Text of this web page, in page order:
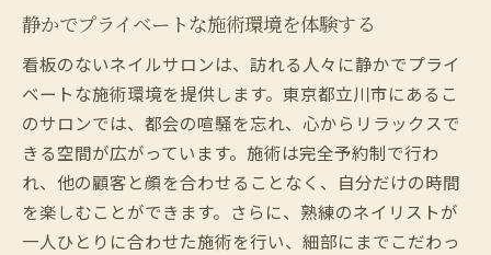
静かでプライベートな施術環境を体験する
看板のないネイルサロンは、訪れる人々に静かでプライ
ベートな施術環境を提供します。東京都立川市にあるこ
のサロンでは、都会の喧騒を忘れ、心からリラックスで
きる空間が広がっています。施術は完全予約制で行わ
れ、他の顧客と顔を合わせることなく、自分だけの時間
を楽しむことができます。さらに、熟練のネイリストが
一人ひとりに合わせた施術を行い、細部にまでこだわっ